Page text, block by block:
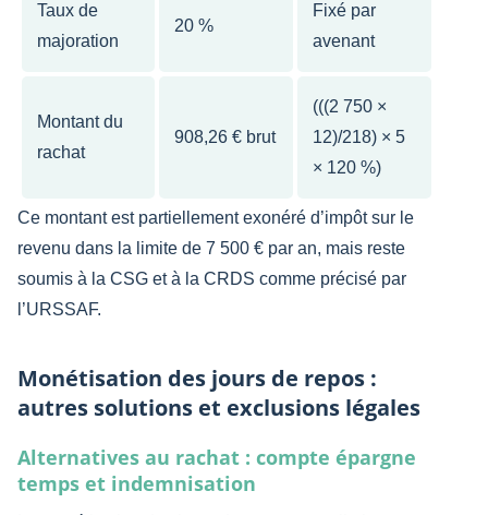
Taux de
majoration
20 %
Fixé par
avenant
Montant du
rachat
908,26 € brut
(((2 750 ×
12)/218) × 5
× 120 %)
Ce montant est partiellement exonéré d’impôt sur le
revenu dans la limite de 7 500 € par an, mais reste
soumis à la CSG et à la CRDS comme précisé par
l’URSSAF.
Monétisation des jours de repos :
autres solutions et exclusions légales
Alternatives au rachat : compte épargne
temps et indemnisation